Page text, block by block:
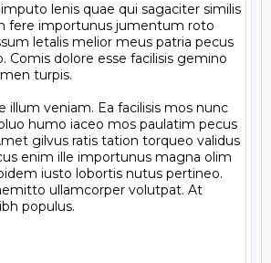
lenis quae qui sagaciter similis
fere importunus jumentum roto
letalis melior meus patria pecus
Comis dolore esse facilisis gemino
turpis.
illum veniam. Ea facilisis mos nunc
humo iaceo mos paulatim pecus
gilvus ratis tation torqueo validus
enim ille importunus magna olim
iusto lobortis nutus pertineo.
ullamcorper volutpat. At
populus.